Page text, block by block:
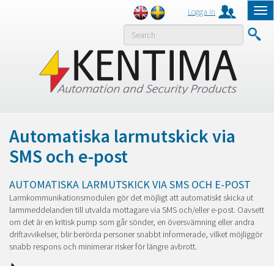
Logga in
MENY
Automatiska larmutskick via
SMS och e-post
AUTOMATISKA LARMUTSKICK VIA SMS OCH E-POST
Larmkommunikationsmodulen gör det möjligt att automatiskt skicka ut
larmmeddelanden till utvalda mottagare via SMS och/eller e-post. Oavsett
om det är en kritisk pump som går sönder, en översvämning eller andra
driftavvikelser, blir berörda personer snabbt informerade, vilket möjliggör
snabb respons och minimerar risker för längre avbrott.